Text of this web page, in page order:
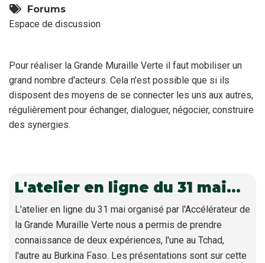
Forums
Espace de discussion
Pour réaliser la Grande Muraille Verte il faut mobiliser un
grand nombre d'acteurs. Cela n'est possible que si ils
disposent des moyens de se connecter les uns aux autres,
régulièrement pour échanger, dialoguer, négocier, construire
des synergies.
L'atelier en ligne du 31 mai…
L'atelier en ligne du 31 mai organisé par l'Accélérateur de
la Grande Muraille Verte nous a permis de prendre
connaissance de deux expériences, l'une au Tchad,
l'autre au Burkina Faso. Les présentations sont sur cette